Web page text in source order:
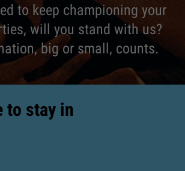
to keep championing your
will you stand with us?
big or small, counts.
to stay in